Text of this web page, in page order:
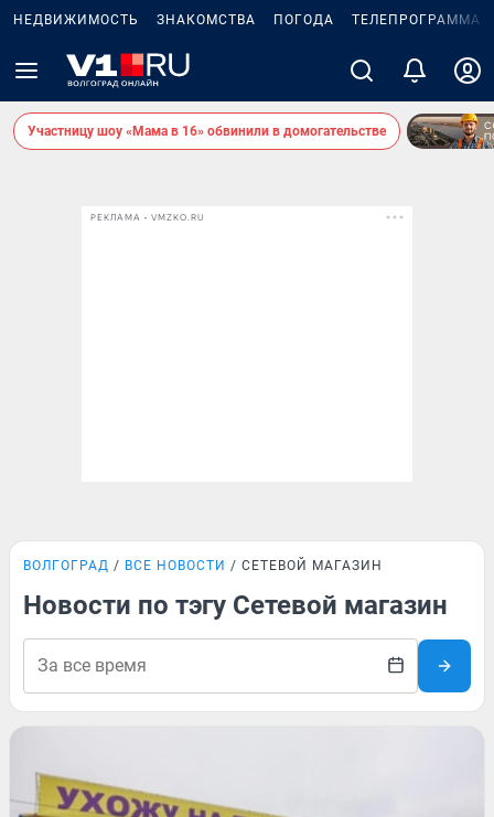
НЕДВИЖИМОСТЬ ЗНАКОМСТВА ПОГОДА ТЕЛЕПРОГРАММА
Участницу шоу «Мама в 16» обвинили в домогательстве
РЕКЛАМА • VMZKO.RU
ВОЛГОГРАД ВСЕ НОВОСТИ СЕТЕВОЙ МАГАЗИН
Новости по тэгу Сетевой магазин